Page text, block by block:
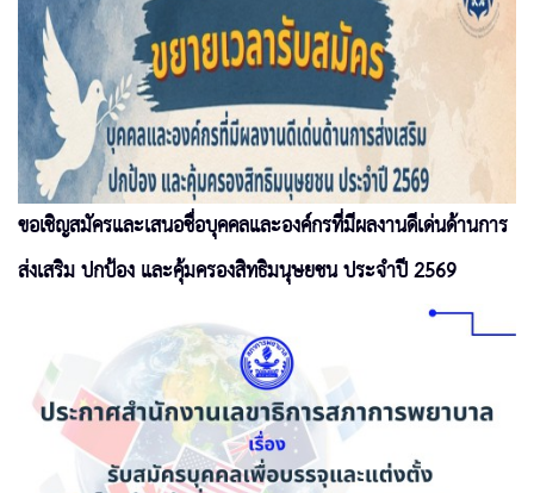
ขอเชิญสมัครและเสนอชื่อบุคคลและองค์กรที่มีผลงานดีเด่นด้านการ
ส่งเสริม ปกป้อง และคุ้มครองสิทธิมนุษยชน ประจำปี 2569